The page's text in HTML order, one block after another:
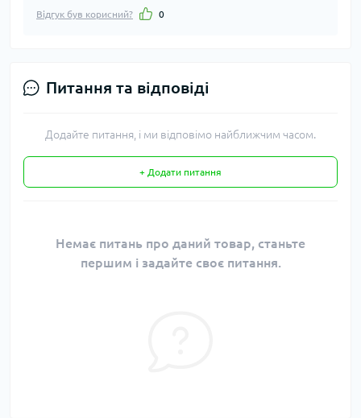
Відгук був корисний? 0
Питання та відповіді
Додайте питання, і ми відповімо найближчим часом.
+ Додати питання
Немає питань про даний товар, станьте
першим і задайте своє питання.